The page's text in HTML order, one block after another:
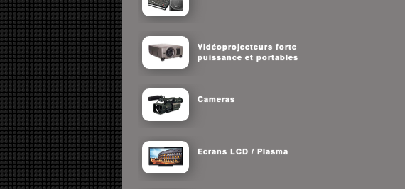
Vidéoprojecteurs forte
puissance et portables
Cameras
Ecrans LCD / Plasma